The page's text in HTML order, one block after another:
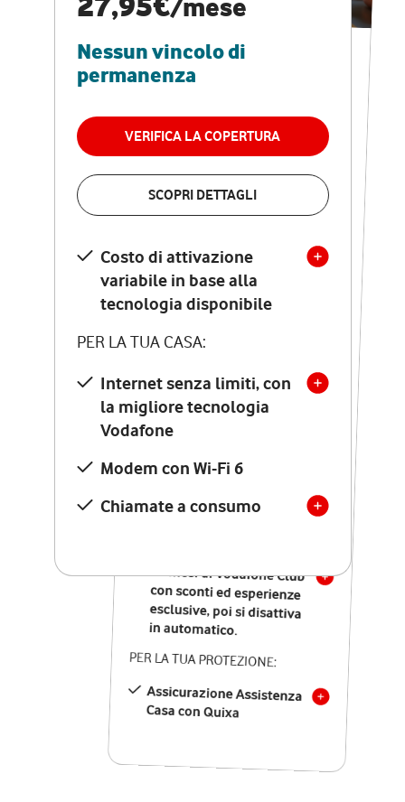
/mese
Nessun vincolo di
permanenza
VERIFICA LA COPERTURA
SCOPRI DETTAGLI
Costo di attivazione
variabile in base alla
tecnologia disponibile
PER LA TUA CASA:
Internet senza limiti, con
la migliore tecnologia
Vodafone
Modem con Wi-Fi 6
Chiamate a consumo
RETE FISSA + VODAFONE CLUB
29,95€
permanenza
VERIFICA LA COPERTURA
Costo di attivazione
variabile in base alla
tecnologia disponibile
PER LA TUA CASA:
Internet senza limiti, con
la migliore tecnologia
Vodafone
Modem Seven con Wi-Fi 7
Chiamate illimitate verso
numeri fissi e mobili
nazionali
12 mesi di Vodafone Club
con sconti ed esperienze
esclusive, poi si disattiva
in automatico.
PER LA TUA PROTEZIONE:
Assicurazione Assistenza
Casa con Quixa